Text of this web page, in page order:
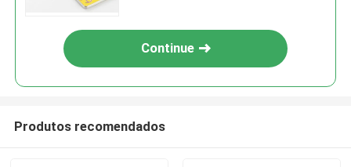
Continue
Produtos recomendados